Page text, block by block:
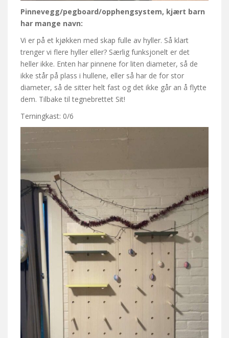
Pinnevegg/pegboard/opphengsystem, kjært barn
har mange navn:
Vi er på et kjøkken med skap fulle av hyller. Så klart
trenger vi flere hyller eller? Særlig funksjonelt er det
heller ikke. Enten har pinnene for liten diameter, så de
ikke står på plass i hullene, eller så har de for stor
diameter, så de sitter helt fast og det ikke går an å flytte
dem. Tilbake til tegnebrettet Sit!
Terningkast: 0/6